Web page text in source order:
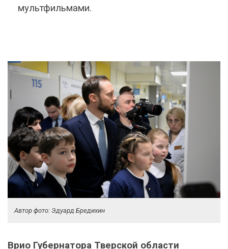
мультфильмами.
Автор фото: Эдуард Бредихин
Врио Губернатора Тверской области